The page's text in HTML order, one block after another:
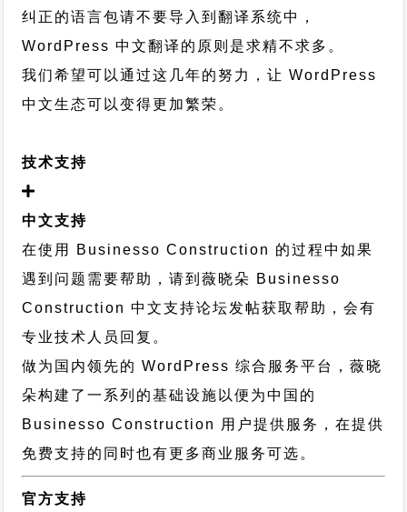
纠正的语言包请不要导入到翻译系统中，
WordPress 中文翻译的原则 是求精不求多。
我们希望可以通过这几年的努力，让 WordPress
中文生态可以变得更加繁荣。
技术支持
中文支持
在使用 Businesso Construction 的过程中如果
遇到问题需要帮助，请到薇晓朵 Businesso
Construction 中文支持论坛发帖获取帮助，会有
专业技术人员回复。
做为国内领先的 WordPress 综合服务平台，薇晓
朵构建了一系列的基础设施以便为中国的
Businesso Construction 用户提供服务，在提供
免费支持的同时也有更多商业服务可选。
官方支持